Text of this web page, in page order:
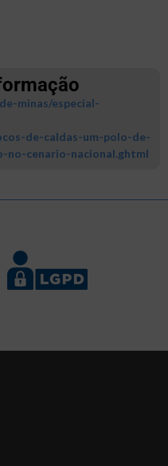
minas/especial-
de-caldas-um-polo-de-
no-cenario-nacional.ghtml